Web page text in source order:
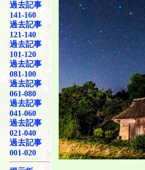
過去記事
141-160
過去記事
121-140
過去記事
101-120
過去記事
081-100
過去記事
061-080
過去記事
041-060
過去記事
021-040
過去記事
001-020